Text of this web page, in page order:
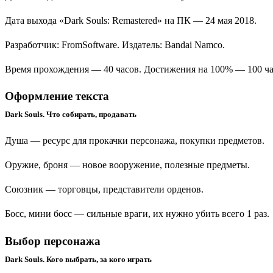
Дата выхода «Dark Souls: Remastered» на ПК — 24 мая 2018.
Разработчик: FromSoftware. Издатель: Bandai Namco.
Время прохождения — 40 часов. Достижения на 100% — 100
Оформление текста
Dark Souls. Что собирать, продавать
Душа — ресурс для прокачки персонажа, покупки предметов.
Оружие, броня — новое вооружение, полезные предметы.
Союзник — торговцы, представители орденов.
Босс, мини босс — сильные враги, их нужно убить всего 1 раз.
Выбор персонажа
Dark Souls. Кого выбрать, за кого играть